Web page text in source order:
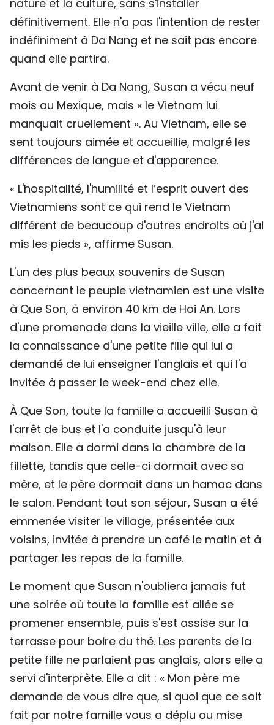
nature et la culture, sans s'installer
définitivement. Elle n'a pas l'intention de rester
indéfiniment à Da Nang et ne sait pas encore
quand elle partira.
Avant de venir à Da Nang, Susan a vécu neuf
mois au Mexique, mais « le Vietnam lui
manquait cruellement ». Au Vietnam, elle se
sent toujours aimée et accueillie, malgré les
différences de langue et d'apparence.
« L'hospitalité, l'humilité et l’esprit ouvert des
Vietnamiens sont ce qui rend le Vietnam
différent de beaucoup d'autres endroits où j'ai
mis les pieds », affirme Susan.
L'un des plus beaux souvenirs de Susan
concernant le peuple vietnamien est une visite
à Que Son, à environ 40 km de Hoi An. Lors
d'une promenade dans la vieille ville, elle a fait
la connaissance d'une petite fille qui lui a
demandé de lui enseigner l'anglais et qui l'a
invitée à passer le week-end chez elle.
À Que Son, toute la famille a accueilli Susan à
l'arrêt de bus et l'a conduite jusqu'à leur
maison. Elle a dormi dans la chambre de la
fillette, tandis que celle-ci dormait avec sa
mère, et le père dormait dans un hamac dans
le salon. Pendant tout son séjour, Susan a été
emmenée visiter le village, présentée aux
voisins, invitée à prendre un café le matin et à
partager les repas de la famille.
Le moment que Susan n'oubliera jamais fut
une soirée où toute la famille est allée se
promener ensemble, puis s'est assise sur la
terrasse pour boire du thé. Les parents de la
petite fille ne parlaient pas anglais, alors elle a
servi d'interprète. Elle a dit : « Mon père me
demande de vous dire que, si quoi que ce soit
fait par notre famille vous a déplu ou mise